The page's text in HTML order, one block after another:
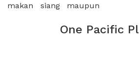
makan siang maupun
One Pacific